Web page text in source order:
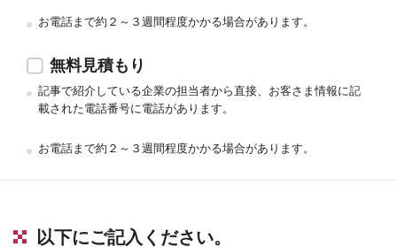
お電話まで約２～３週間程度かかる場合があります。
無料見積もり
記事で紹介している企業の担当者から直接、お客さま情報に記
載された電話番号に電話があります。
お電話まで約２～３週間程度かかる場合があります。
以下にご記入ください。